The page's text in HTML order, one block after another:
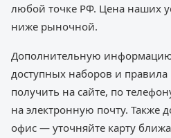
любой точке РФ. Цена наших
ниже рыночной.
Дополнительную
доступных наборов и
получить на сайте, по
на электронную почту. Также
офис — уточняйте карту